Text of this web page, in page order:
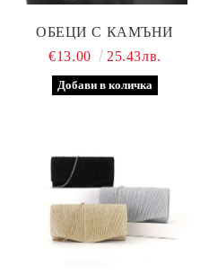
ОБЕЦИ С КАМЪНИ
€13.00
25.43лв.